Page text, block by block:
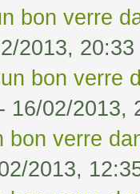
bon verre
2013, 20:33
bon verre
- 16/02/2013,
bon verre
2013,